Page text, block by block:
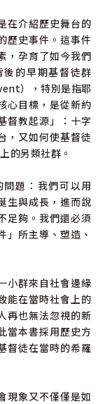
戰／283
與社群／290
／343
在介紹歷史舞台的
歷史事件。這事件
，孕育了如今我們
的早期基督徒群
），特別是指耶
心目標，是從新約
督教起源」：十字
，又如何使基督徒
的另類社群。
題：我們可以用
生與成長，進而說
足夠。我們還必須
」所主導、塑造、
小群來自社會邊緣
能在當時社會上的
再也無法忽視的新
當本書採用歷史方
督徒在當時的希羅
現象又不僅僅是如